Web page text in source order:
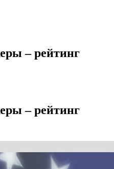
– рейтинг
– рейтинг